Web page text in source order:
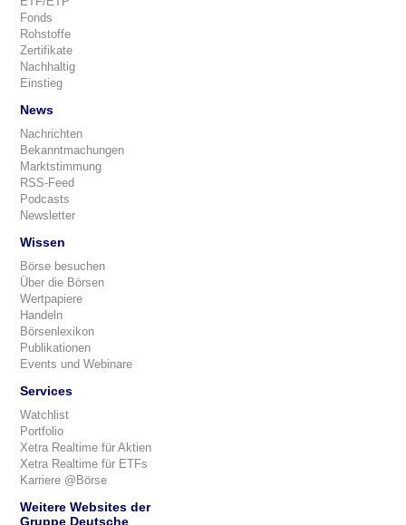
Fonds
Rohstoffe
Zertifikate
Nachhaltig
Einstieg
News
Nachrichten
Bekanntmachungen
Marktstimmung
RSS-Feed
Podcasts
Newsletter
Wissen
Börse besuchen
Über die Börsen
Wertpapiere
Handeln
Börsenlexikon
Publikationen
Events und Webinare
Services
Watchlist
Portfolio
Xetra Realtime für Aktien
Xetra Realtime für ETFs
Karriere @Börse
Weitere Websites der
Gruppe Deutsche